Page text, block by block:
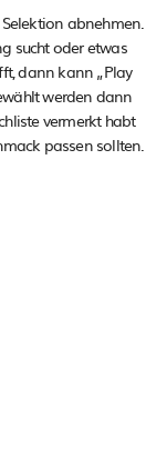
abnehmen.
sucht oder etwas
dann kann „Play
werden dann
vermerkt habt
passen sollten.